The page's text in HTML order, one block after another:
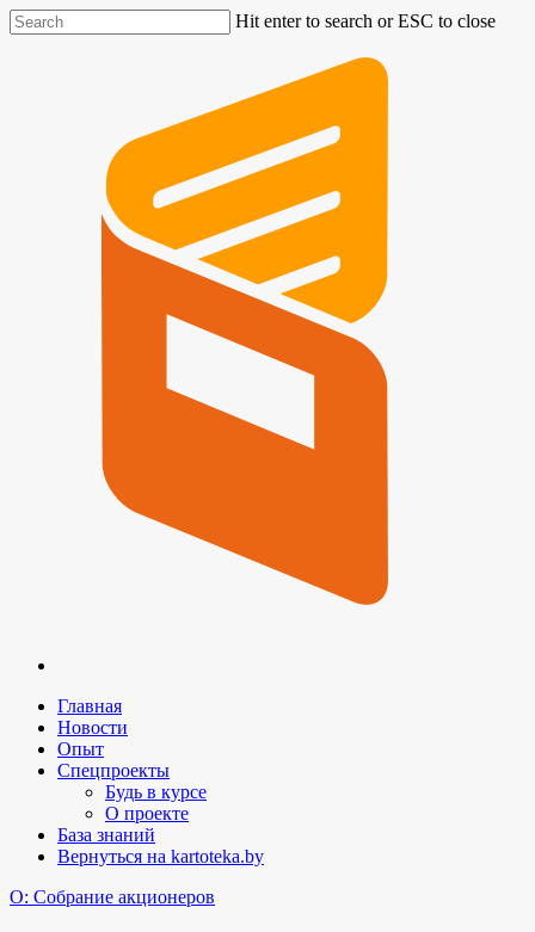
Hit enter to search or ESC to close
Главная
Новости
Опыт
Спецпроекты
Будь в курсе
О проекте
База знаний
Вернуться на kartoteka.by
O: Собрание акционеров